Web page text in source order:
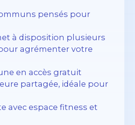
pensés pour
à disposition plusieurs
agrémenter votre
en accès gratuit
partagée, idéale pour
avec espace fitness et